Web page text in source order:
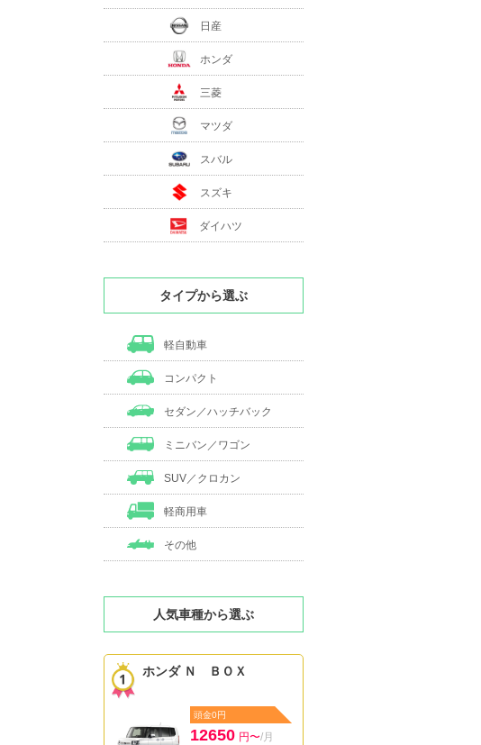
日産
ホンダ
三菱
マツダ
スバル
スズキ
ダイハツ
タイプから選ぶ
軽自動車
コンパクト
セダン／ハッチバック
ミニバン／ワゴン
SUV／クロカン
軽商用車
その他
人気車種から選ぶ
ホンダ Ｎ ＢＯＸ
頭金0円
12650 円〜/月